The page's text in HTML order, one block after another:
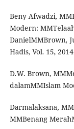
Beny Afwadzi,
Modern:
DanielMMBrown,
Hadis, Vol. 15,
D.W. Brown,
dalamMMIslam
Darmalaksana,
MMBenang